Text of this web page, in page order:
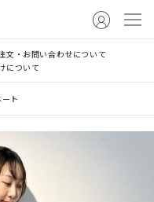
文・お問い合わせについて
について
ト